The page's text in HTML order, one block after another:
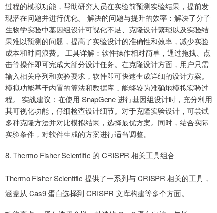
过程的模拟功能，帮助研究人员在实验前预测实验结果，提前发
现潜在问题并进行优化。 解决的问题与提升的效率：解决了分子
生物学实验中基因组设计可视化不足、克隆设计繁琐以及实验结
果难以预测的问题，提高了实验设计的准确性和效率，减少实验
成本和时间浪费。 工具详解：软件操作相对简单，通过拖拽、点
击等操作即可完成大部分设计任务。在克隆设计方面，用户只需
输入相关序列和实验要求，软件即可快速生成详细的设计方案。
模拟功能基于内置的算法和数据库，能够较为准确地模拟实验过
程。 实战建议：在使用 SnapGene 进行基因组设计时，充分利用
其可视化功能，仔细检查设计细节。对于克隆实验设计，可尝试
多种克隆方法并对比模拟结果，选择最优方案。同时，结合实际
实验条件，对软件生成的方案进行适当调整。
8. Thermo Fisher Scientific 的 CRISPR 相关工具组合
Thermo Fisher Scientific 提供了一系列与 CRISPR 相关的工具，
涵盖从 Cas9 蛋白选择到 CRISPR 文库构建等多个方面。